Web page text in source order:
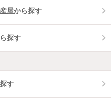
屋から探す
探す
す